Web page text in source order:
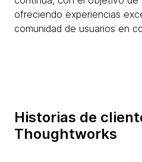
ofreciendo experiencias
comunidad de usuarios en
Historias de
Thoughtworks